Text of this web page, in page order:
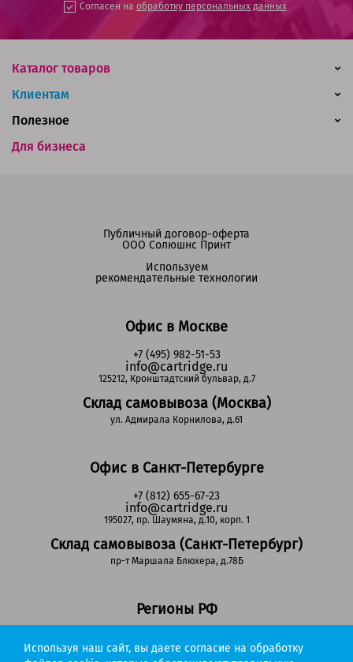
Согласен на обработку персональных данных
Каталог товаров
Клиентам
Для бизнеса
Полезное
Офис в Москве
+7 (495) 982-51-53
info@cartridge.ru
125212, Кронштадтский бульвар, д.7
Склад самовывоза (Москва)
ул. Адмирала Корнилова, д.61
Офис в Санкт-Петербурге
+7 (812) 655-67-23
info@cartridge.ru
195027, пр. Шаумяна, д.10, корп. 1
Склад самовывоза (Санкт-Петербург)
пр-т Маршала Блюхера, д.78Б
Регионы РФ
(звонок бесплатный)
Публичный договор-оферта
ООО Солюшнс Принт
Используем
рекомендательные технологии
Используя наш сайт, вы даете согласие на обработку